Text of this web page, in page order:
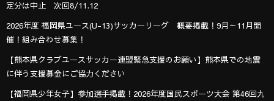
定分は中止 次回8/11.12
2026年度 福岡県ユース(U-13)サッカーリーグ 概要掲載！9月～11月開
催！組み合わせ募集！
【熊本県クラブユースサッカー連盟緊急支援のお願い】熊本県での地震
に伴う支援募金にご協力ください
【福岡県少年女子】参加選手掲載！2026年度国民スポーツ大会 第46回九